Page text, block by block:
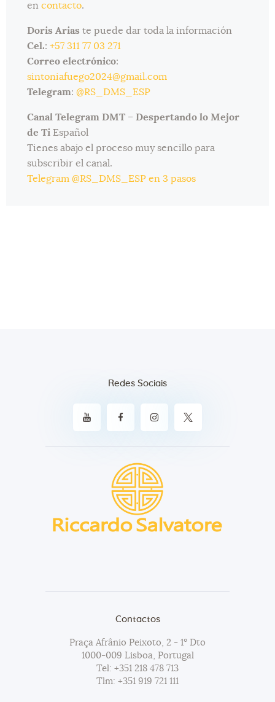
encontacto.
Doris Arias te puede dar toda la información
Cel.:+57 311 77 03 271
Correo electrónico:
sintoniafuego2024@gmail.com
Telegram:@RS_DMS_ESP
Canal Telegram DMT –Despertando lo Mejor
de Ti Español
Tienes abajo el proceso muy sencillo para
subscribir el canal.
Telegram @RS_DMS_ESP en 3 pasos
Redes Sociais
Contactos
Praça Afrânio Peixoto, 2 - 1º Dto
1000-009 Lisboa, Portugal
Tel: +351 218 478 713
Tlm: +351 919 721 111